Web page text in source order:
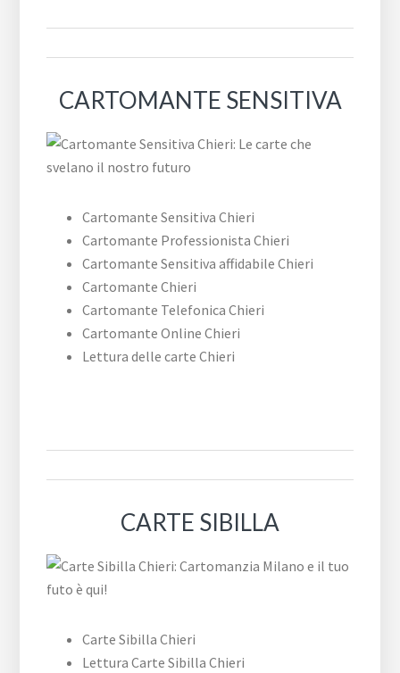
CARTOMANTE SENSITIVA
Cartomante Sensitiva Chieri
Cartomante Professionista Chieri
Cartomante Sensitiva affidabile Chieri
Cartomante Chieri
Cartomante Telefonica Chieri
Cartomante Online Chieri
Lettura delle carte Chieri
CARTE SIBILLA
Carte Sibilla Chieri
Lettura Carte Sibilla Chieri